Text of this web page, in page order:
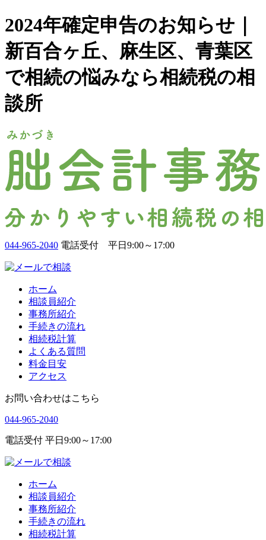
2024年確定申告のお知らせ｜
新百合ヶ丘、麻生区、青葉区
で相続の悩みなら相続税の相
談所
044-965-2040 電話受付 平日9:00～17:00
ホーム
相談員紹介
事務所紹介
手続きの流れ
相続税計算
よくある質問
料金目安
アクセス
お問い合わせはこちら
044-965-2040
電話受付 平日9:00～17:00
ホーム
相談員紹介
事務所紹介
手続きの流れ
相続税計算